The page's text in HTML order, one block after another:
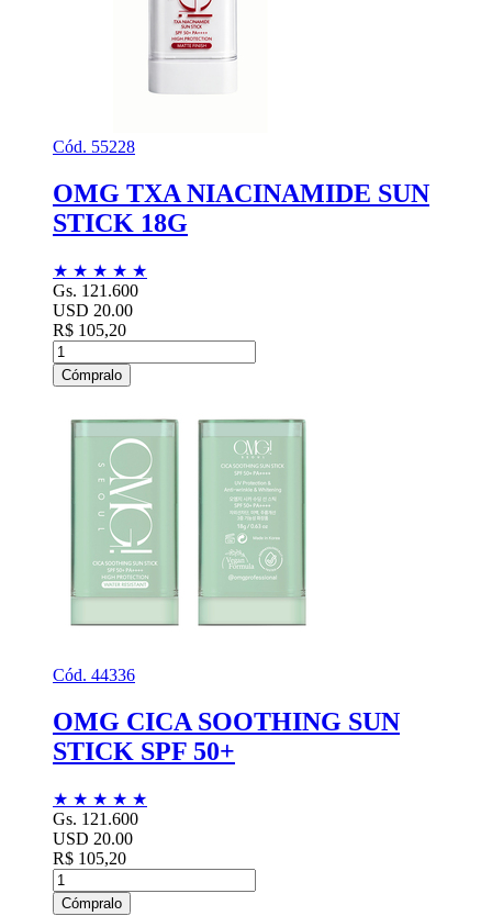
Cód. 55228
OMG TXA NIACINAMIDE SUN
STICK 18G
★ ★ ★ ★ ★
Gs. 121.600
USD 20.00
R$ 105,20
Cómpralo
Cód. 44336
OMG CICA SOOTHING SUN
STICK SPF 50+
★ ★ ★ ★ ★
Gs. 121.600
USD 20.00
R$ 105,20
Cómpralo